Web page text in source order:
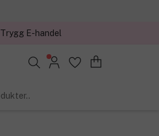
E-handel